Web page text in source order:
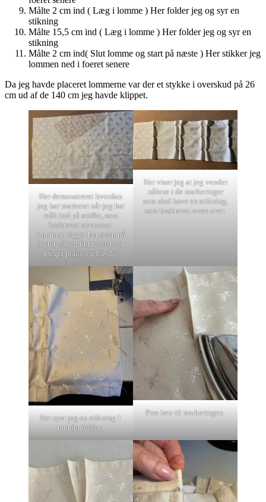
Målte 2 cm ind ( Læg i lomme ) Her folder jeg og syr en
stikning
Målte 15,5 cm ind ( Læg i lomme ) Her folder jeg og syr en
stikning
Målte 2 cm ind( Slut lomme og start på næste ) Her stikker jeg
lommen ned i foeret senere
Da jeg havde placeret lommerne var der et stykke i overskud på 26
cm ud af de 140 cm jeg havde klippet.
Her demonstreret hvordan
jeg har markeret når jeg har
målt ind på stoffet, som
beskrevet ovenover.
Lommen ligger her oven på
foeret, så jeg kunne se hvor
meget plads jeg havde.
Her viser jeg at jeg vender
nålene i de markeringer
som skal have en stikning,
som beskrevet oven over.
Her syer jeg en stikning 1
mm fra folden.
Pres hen til markeringen.